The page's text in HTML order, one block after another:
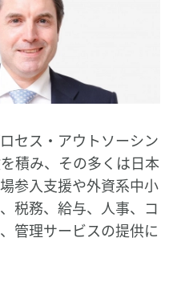
セス・アウトソーシン
積み、その多くは日本
参入支援や外資系中小
税務、給与、人事、コ
管理サービスの提供に